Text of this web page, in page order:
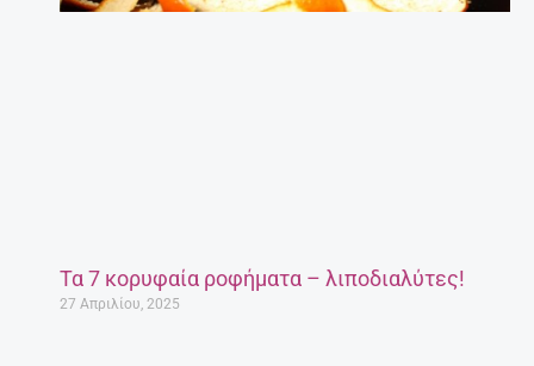
Τα 7 κορυφαία ροφήματα – λιποδιαλύτες!
27 Απριλίου, 2025